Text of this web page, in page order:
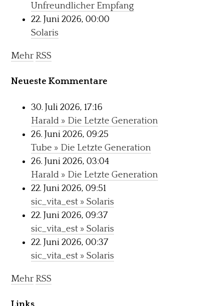
Unfreundlicher Empfang
22. Juni 2026, 00:00
Solaris
Mehr RSS
Neueste Kommentare
30. Juli 2026, 17:16
Harald » Die Letzte Generation
26. Juni 2026, 09:25
Tube » Die Letzte Generation
26. Juni 2026, 03:04
Harald » Die Letzte Generation
22. Juni 2026, 09:51
sic_vita_est » Solaris
22. Juni 2026, 09:37
sic_vita_est » Solaris
22. Juni 2026, 00:37
sic_vita_est » Solaris
Mehr RSS